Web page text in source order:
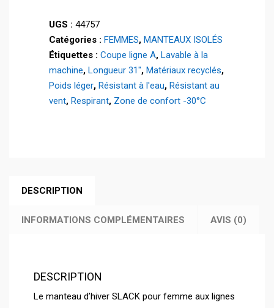
SLACK
-
44757
UGS : 44757
Catégories : FEMMES, MANTEAUX ISOLÉS
Étiquettes : Coupe ligne A, Lavable à la
machine, Longueur 31", Matériaux recyclés,
Poids léger, Résistant à l'eau, Résistant au
vent, Respirant, Zone de confort -30°C
DESCRIPTION
INFORMATIONS COMPLÉMENTAIRES AVIS (0)
DESCRIPTION
Le manteau d’hiver SLACK pour femme aux lignes